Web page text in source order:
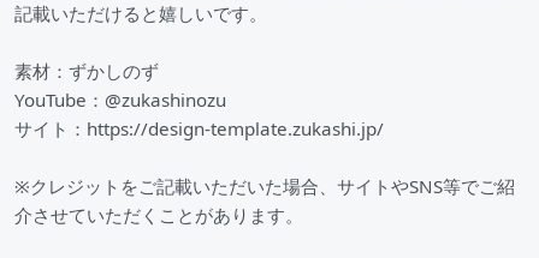
記載いただけると嬉しいです。
素材：ずかしのず
YouTube：@zukashinozu
サイト：https://design-template.zukashi.jp/
※クレジットをご記載いただいた場合、サイトやSNS等でご紹
介させていただくことがあります。